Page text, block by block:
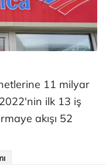
11 milyar
ilk 13 iş
akışı 52